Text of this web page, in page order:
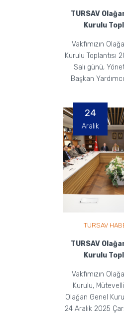
TURSAV
Kurulu
Vakfımızın
Kurulu Toplantısı
Salı günü,
Başkan
TURSAV
TURSAV
Kurulu
Vakfımızın
Kurulu,
Olağan Genel
24 Aralık 2025
24
Aralık